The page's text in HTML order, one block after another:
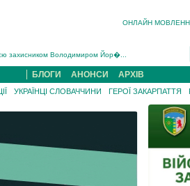
ОНЛАЙН
обвинуваченням у катув...
Югасом, який два роки �...
Юліана Гербея (ФОТО)[/gree...
(ФОТО)...
13 людей (ФОТО)...
за обвинувачен...
БЛОГИ АНОНСИ АРХІВ
УКРАЇНЦІ СЛОВАЧЧИНИ ГЕРОЇ ЗАКАРПАТТЯ